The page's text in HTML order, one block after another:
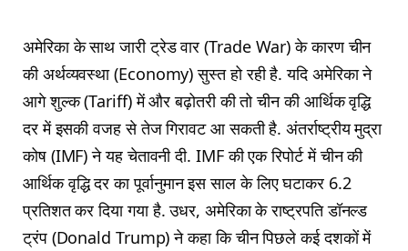
अमेरिका के साथ जारी ट्रेड वार (Trade War) के कारण चीन
की अर्थव्यवस्था (Economy) सुस्त हो रही है. यदि अमेरिका ने
आगे शुल्क (Tariff) में और बढ़ोतरी की तो चीन की आर्थिक वृद्धि
दर में इसकी वजह से तेज गिरावट आ सकती है. अंतर्राष्ट्रीय मुद्रा
कोष (IMF) ने यह चेतावनी दी. IMF की एक रिपोर्ट में चीन की
आर्थिक वृद्धि दर का पूर्वानुमान इस साल के लिए घटाकर 6.2
प्रतिशत कर दिया गया है. उधर, अमेरिका के राष्ट्रपति डॉनल्ड
ट्रंप (Donald Trump) ने कहा कि चीन पिछले कई दशकों में